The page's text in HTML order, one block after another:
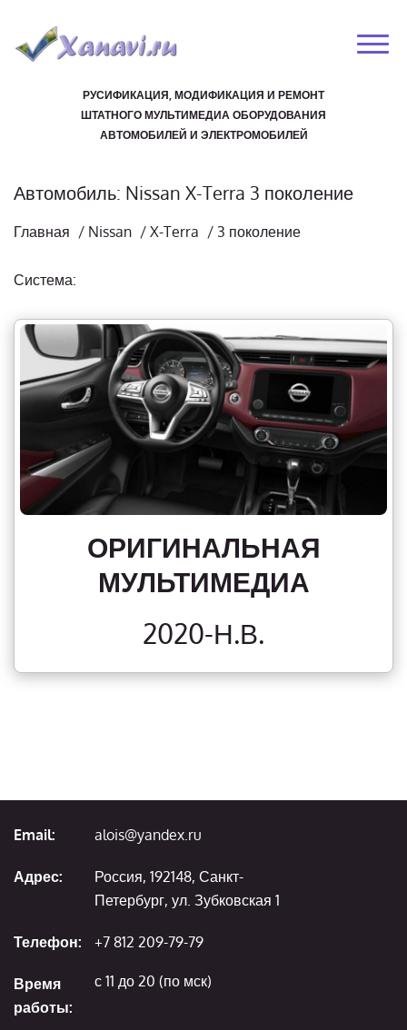
РУСИФИКАЦИЯ, МОДИФИКАЦИЯ И РЕМОНТ
ШТАТНОГО МУЛЬТИМЕДИА ОБОРУДОВАНИЯ
АВТОМОБИЛЕЙ И ЭЛЕКТРОМОБИЛЕЙ
Автомобиль: Nissan X-Terra 3 поколение
Главная / Nissan / X-Terra / 3 поколение
Система:
ОРИГИНАЛЬНАЯ
МУЛЬТИМЕДИА
2020-Н.В.
Email: alois@yandex.ru
Адрес:
Россия, 192148, Санкт-
Петербург, ул. Зубковская 1
Телефон: +7 812 209-79-79
Время
работы:
с 11 до 20 (по мск)